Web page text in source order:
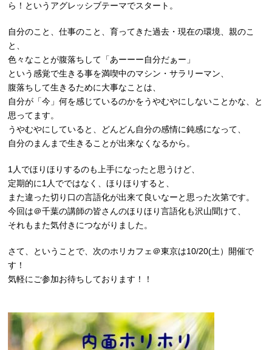
ら！というアグレッシブテーマでスタート。
自分のこと、仕事のこと、育ってきた過去・現在の環境、親のこ
と、
色々なことが腹落ちして「あーーー自分だぁー」
という感覚で生きる事を満喫中のマシン・サラリーマン、
腹落ちして生きるために大事なことは、
自分が「今」何を感じているのかをうやむやにしないことかな、と
思ってます。
うやむやにしていると、どんどん自分の感情に鈍感になって、
自分のまんまで生きることが出来なくなるから。
1人でほりほりするのも上手になったと思うけど、
定期的に1人でではなく、ほりほりすると、
また違った切り口の言語化が出来て良いなーと思った次第です。
今回は＠千葉の講師の皆さんのほりほり言語化も沢山聞けて、
それもまた気付きにつながりました。
さて、ということで、次のホリカフェ＠東京は10/20(土）開催で
す！
気軽にご参加お待ちしております！！